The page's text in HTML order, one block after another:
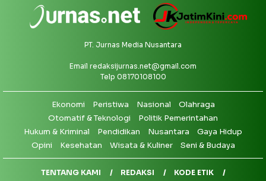
PT. Jurnas Media Nusantara
Email redaksijurnas.net@gmail.com
Telp 08170108100
Ekonomi Peristiwa Nasional
Olahraga
Otomatif & Teknologi
Politik Pemerintahan
Hukum & Kriminal
Pendidikan Nusantara
Gaya Hidup
Opini
Kesehatan Wisata & Kuliner Seni & Budaya
TENTANG KAMI REDAKSI KODE ETIK